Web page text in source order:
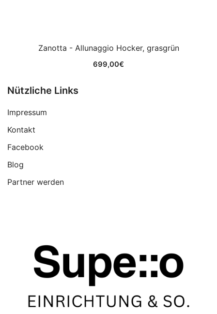
Zanotta - Allunaggio Hocker, grasgrün
699,00€
Nützliche Links
Impressum
Kontakt
Facebook
Blog
Partner werden